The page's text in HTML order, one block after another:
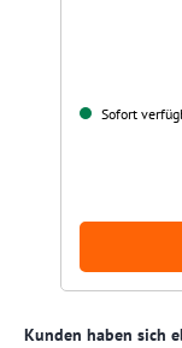
Sofort
Produktgalerie
Kunden haben sich